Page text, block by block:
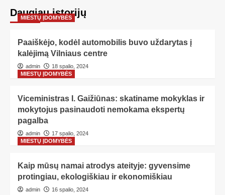
Daugiau istorijų
MIESTŲ ĮDOMYBĖS
Paaiškėjo, kodėl automobilis buvo uždarytas į
kalėjimą Vilniaus centre
admin
18 spalio, 2024
MIESTŲ ĮDOMYBĖS
Viceministras I. Gaižiūnas: skatiname mokyklas ir
mokytojus pasinaudoti nemokama ekspertų
pagalba
admin
17 spalio, 2024
MIESTŲ ĮDOMYBĖS
Kaip mūsų namai atrodys ateityje: gyvensime
protingiau, ekologiškiau ir ekonomiškiau
admin 16 spalio, 2024